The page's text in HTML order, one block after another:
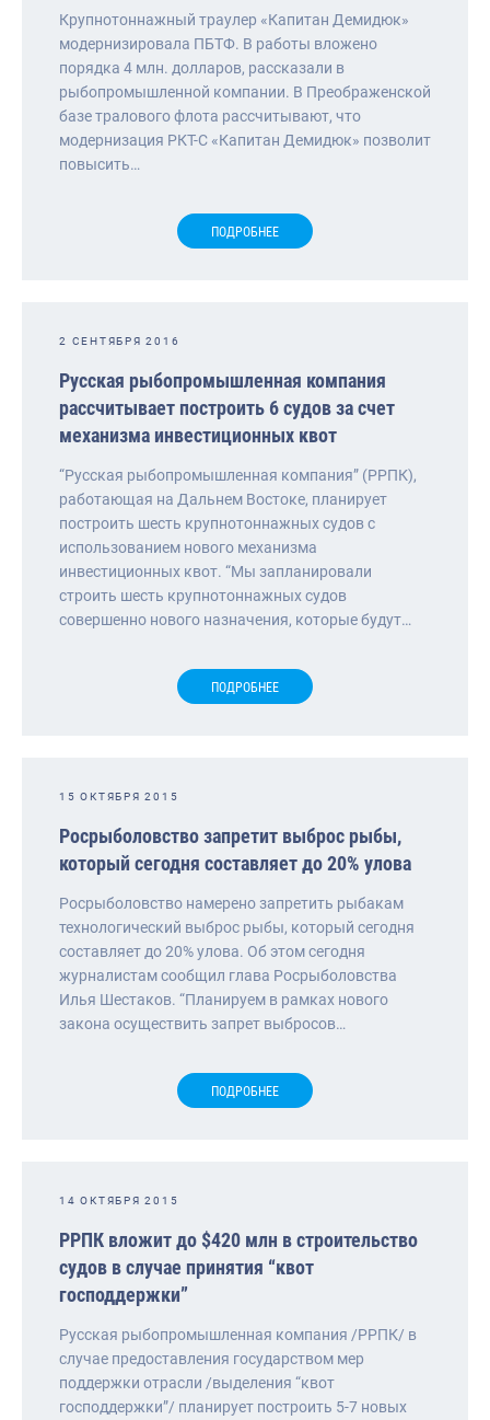
Крупнотоннажный траулер «Капитан Демидюк»
модернизировала ПБТФ. В работы вложено
порядка 4 млн. долларов, рассказали в
рыбопромышленной компании. В Преображенской
базе тралового флота рассчитывают, что
модернизация РКТ-С «Капитан Демидюк» позволит
повысить…
ПОДРОБНЕЕ
2 СЕНТЯБРЯ 2016
Русская рыбопромышленная компания
рассчитывает построить 6 судов за счет
механизма инвестиционных квот
“Русская рыбопромышленная компания” (РРПК),
работающая на Дальнем Востоке, планирует
построить шесть крупнотоннажных судов с
использованием нового механизма
инвестиционных квот. “Мы запланировали
строить шесть крупнотоннажных судов
совершенно нового назначения, которые будут…
ПОДРОБНЕЕ
15 ОКТЯБРЯ 2015
Росрыболовство запретит выброс рыбы,
который сегодня составляет до 20% улова
Росрыболовство намерено запретить рыбакам
технологический выброс рыбы, который сегодня
составляет до 20% улова. Об этом сегодня
журналистам сообщил глава Росрыболовства
Илья Шестаков. “Планируем в рамках нового
закона осуществить запрет выбросов…
ПОДРОБНЕЕ
14 ОКТЯБРЯ 2015
РРПК вложит до $420 млн в строительство
судов в случае принятия “квот
господдержки”
Русская рыбопромышленная компания /РРПК/ в
случае предоставления государством мер
поддержки отрасли /выделения “квот
господдержки”/ планирует построить 5-7 новых